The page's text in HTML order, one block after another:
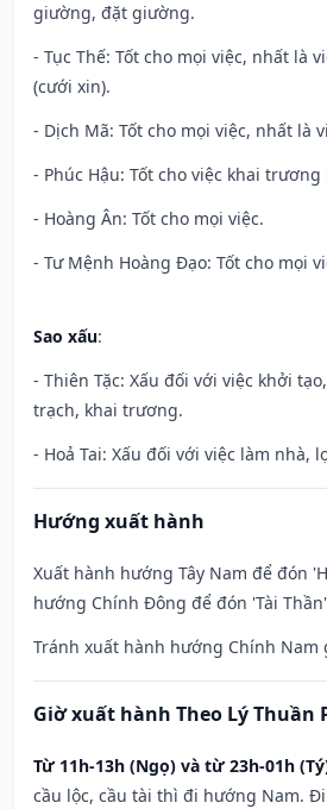
giường, đặt giường.
- Tục Thế: Tốt cho mọi việc, nhất là
(cưới xin).
- Dịch Mã: Tốt cho mọi việc, nhất là
- Phúc Hậu: Tốt cho việc khai trương
- Hoàng Ân: Tốt cho mọi việc.
- Tư Mệnh Hoàng Đạo: Tốt cho mọi
Sao xấu:
- Thiên Tặc: Xấu đối với việc khởi
trạch, khai trương.
- Hoả Tai: Xấu đối với việc làm nhà,
Hướng xuất hành
Xuất hành hướng Tây Nam để đón
hướng Chính Đông để đón 'Tài
Tránh xuất hành hướng Chính Nam
Giờ xuất hành Theo Lý Thuần
Từ 11h-13h (Ngọ) và từ 23h-01h
cầu lộc, cầu tài thì đi hướng Nam.